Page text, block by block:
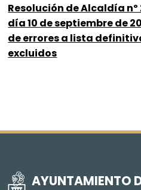
Resolución de Alcaldía
día 10 de septiembre de
de errores a lista
excluidos
AYUNTAMIENTO